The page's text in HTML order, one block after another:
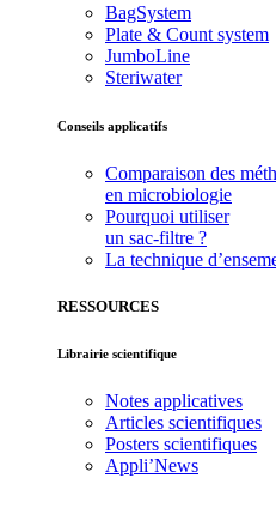
BagSystem
Plate & Count system
JumboLine
Steriwater
Conseils applicatifs
Comparaison des
en microbiologie
Pourquoi utiliser
un sac-filtre ?
La technique
RESSOURCES
Librairie scientifique
Notes applicatives
Articles scientifiques
Posters scientifiques
Appli’News